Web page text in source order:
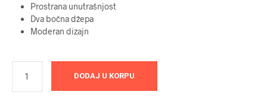
Prostrana unutrašnjost
Dva bočna džepa
Moderan dizajn
DODAJ U KORPU